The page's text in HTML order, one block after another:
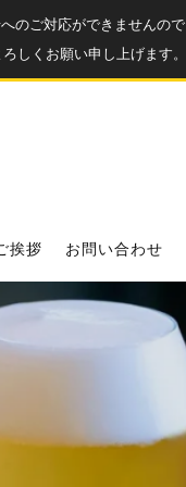
ご対応ができませんの
しくお願い申し上げます。
挨拶 お問い合わせ